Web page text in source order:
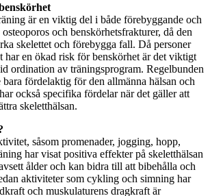
är en viktig del i både förebyggande och
och benskörhetsfrakturer, då den
skelettet och förebygga fall. Då personer
har en ökad risk för benskörhet är det viktigt
ordination av träningsprogram. Regelbunden
fördelaktig för den allmänna hälsan och
också specifika fördelar när det gäller att
skeletthälsan.
såsom promenader, jogging, hopp,
har visat positiva effekter på skeletthälsan
ålder och kan bidra till att bibehålla och
aktiviteter som cykling och simning har
och muskulaturens dragkraft är